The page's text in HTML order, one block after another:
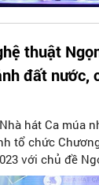
thuật
đất nước,
hát Ca múa
tổ chức
với chủ đề
tính bản sắc,